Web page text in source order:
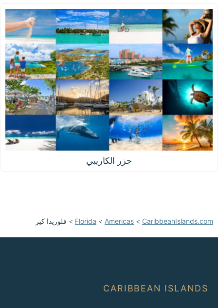
جزر الكاريبي
CaribbeanIslands.com
>
Americas
>
Florida
> فلوريدا كيز
CARIBBEAN ISLANDS